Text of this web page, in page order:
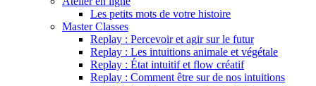
Les petits mots de votre histoire
Master Classes
Replay : Percevoir et agir sur le futur
Replay : Les intuitions animale et végétale
Replay : État intuitif et flow créatif
Replay : Comment être sur de nos intuitions